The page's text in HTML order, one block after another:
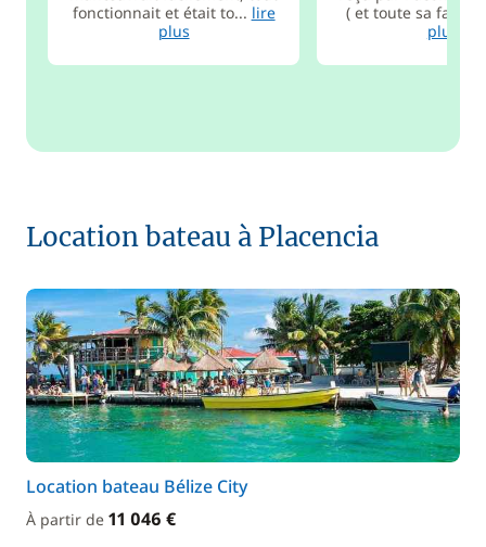
fonctionnait et était to... lire
plus
( et toute sa
plus
Location bateau à Placencia
Location bateau Bélize City
À partir de 11 046 €